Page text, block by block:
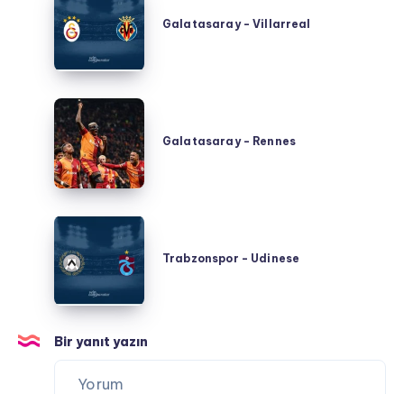
-
Villarreal
Galatasaray - Villarreal
Galatasaray
-
Rennes
Galatasaray - Rennes
Trabzonspor
-
Udinese
Trabzonspor - Udinese
Bir yanıt yazın